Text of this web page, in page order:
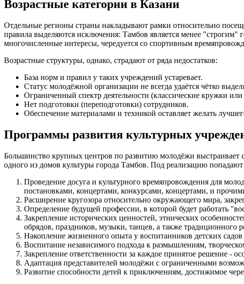
Возрастные категории в Казани
Отдельные регионы страны накладывают рамки относительно
правила выделяются исключения: Тамбов является менее
многочисленные интересы, чередуется со спортивным
Возрастные структуры, однако, страдают от ряда недостатков:
База норм и правил у таких учреждений устаревает.
Статус молодёжной организации не всегда удаётся чётко
Ограниченный спектр деятельности (классические кружки
Нет подготовки (переподготовки) сотрудников.
Обеспечение материалами и техникой оставляет желать
Программы развития культурных
Большинство крупных центров по развитию молодёжи выстраивает
одного из домов культуры города Тамбов. Под реализацию
Проведение досуга и культурного времяпровождения для
постановками, концертами, конкурсами, концертами, и
Расширение кругозора относительно окружающего мира,
Определение будущей профессии, в которой будет работать
Закрепление исторических ценностей, этнических
обрядов, праздников, музыки, танцев, а также традиционного
Накопление жизненного опыта у воспитанников детских
Воспитание независимого подхода к размышлениям,
Закрепление ответственности за каждое принятое решение -
Адаптация представителей молодёжи с ограниченными
Развитие способности детей к приключениям, достижимое